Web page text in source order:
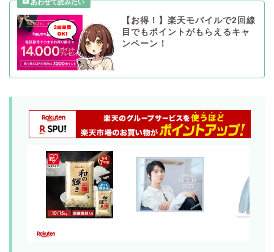
【お得！】楽天モバイルで2回線
目でもポイントがもらえるキャ
ンペーン！